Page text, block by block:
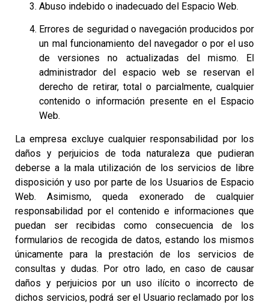
Abuso indebido o inadecuado del Espacio Web.
Errores de seguridad o navegación producidos por
un mal funcionamiento del navegador o por el uso
de versiones no actualizadas del mismo. El
administrador del espacio web se reservan el
derecho de retirar, total o parcialmente, cualquier
contenido o información presente en el Espacio
Web.
La empresa excluye cualquier responsabilidad por los
daños y perjuicios de toda naturaleza que pudieran
deberse a la mala utilización de los servicios de libre
disposición y uso por parte de los Usuarios de Espacio
Web. Asimismo, queda exonerado de cualquier
responsabilidad por el contenido e informaciones que
puedan ser recibidas como consecuencia de los
formularios de recogida de datos, estando los mismos
únicamente para la prestación de los servicios de
consultas y dudas. Por otro lado, en caso de causar
daños y perjuicios por un uso ilícito o incorrecto de
dichos servicios, podrá ser el Usuario reclamado por los